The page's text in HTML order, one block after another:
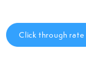
Click through rate